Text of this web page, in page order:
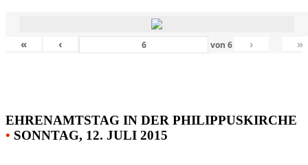
« ‹ von6 › »
EHRENAMTSTAG IN DER PHILIPPUSKIRCHE
• SONNTAG, 12. JULI 2015